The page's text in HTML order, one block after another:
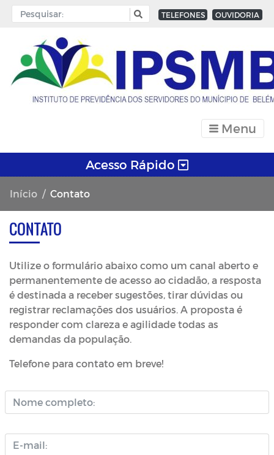
TELEFONES OUVIDORIA
Menu
Acesso Rápido
Início Contato
CONTATO
Utilize o formulário abaixo como um canal aberto e
permanentemente de acesso ao cidadão, a resposta
é destinada a receber sugestões, tirar dúvidas ou
registrar reclamações dos usuários. A proposta é
responder com clareza e agilidade todas as
demandas da população.
Telefone para contato em breve!